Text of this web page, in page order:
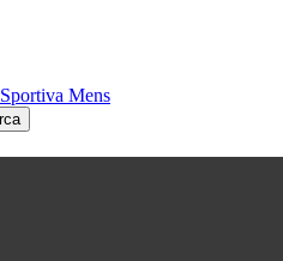
Sportiva Mens